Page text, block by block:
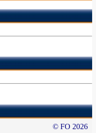
© FO 2026